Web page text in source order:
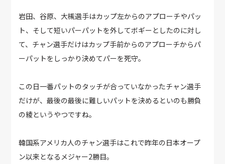
岩田、谷原、大槻選手はカップ左からのアプローチやパッ
ト、そして短いパーパットを外してボギーとしたのに対し
て、チャン選手だけはカップ手前からのアプローチからパ
ーパットをしっかり決めてパーを死守。
この日一番パットのタッチが合っていなかったチャン選手
だけが、最後の最後に難しいパットを決めるといのも勝負
の綾というやつですね。
韓国系アメリカ人のチャン選手はこれで昨年の日本オープ
ン以来となるメジャー2勝目。